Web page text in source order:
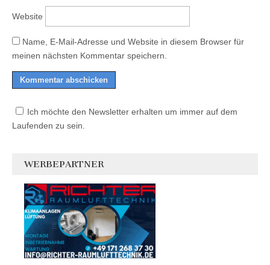
Website
Name, E-Mail-Adresse und Website in diesem Browser für
meinen nächsten Kommentar speichern.
Ich möchte den Newsletter erhalten um immer auf dem
Laufenden zu sein.
WERBEPARTNER